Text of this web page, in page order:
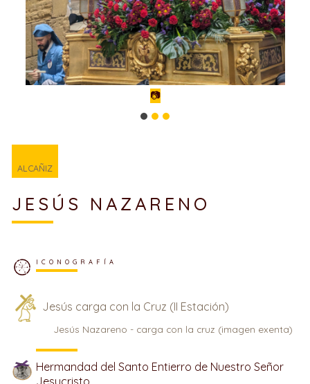
📷
ALCAÑIZ
JESÚS NAZARENO
ICONOGRAFÍA
Jesús carga con la Cruz (II Estación)
Jesús Nazareno - carga con la cruz (imagen exenta)
Hermandad del Santo Entierro de Nuestro Señor
Jesucristo